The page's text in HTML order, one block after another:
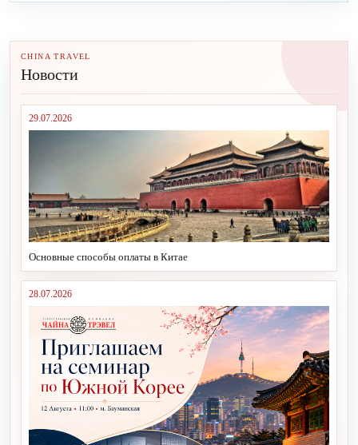
CHINA TRAVEL
Новости
29.07.2026
Основные способы оплаты в Китае
28.07.2026